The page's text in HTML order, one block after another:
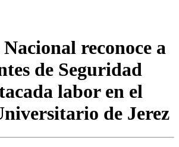
reconoce a
de Seguridad
labor en el
de Jerez